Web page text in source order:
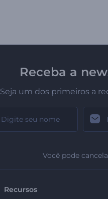
Receba a
Seja um dos primeiros a
Você pode
Recursos